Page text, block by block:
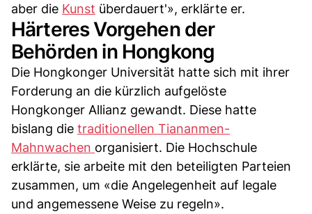
aber die Kunst überdauert'», erklärte er.
Härteres Vorgehen der
Behörden in Hongkong
Die Hongkonger Universität hatte sich mit ihrer
Forderung an die kürzlich aufgelöste
Hongkonger Allianz gewandt. Diese hatte
bislang die traditionellen Tiananmen-
Mahnwachen organisiert. Die Hochschule
erklärte, sie arbeite mit den beteiligten Parteien
zusammen, um «die Angelegenheit auf legale
und angemessene Weise zu regeln».